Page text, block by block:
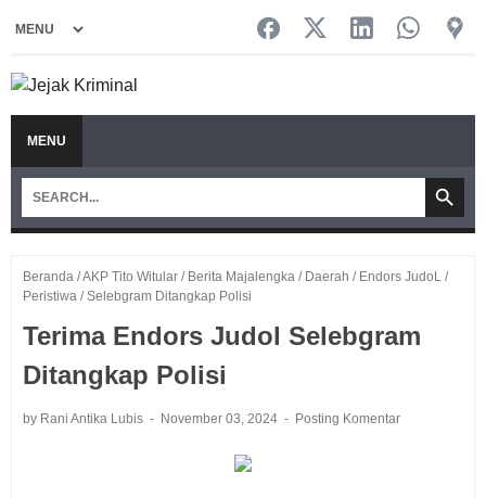
MENU
Beranda /AKP Tito Witular / Berita Majalengka / Daerah / Endors JudoL /
Peristiwa /Selebgram Ditangkap Polisi
Terima Endors Judol Selebgram
Ditangkap Polisi
by Rani Antika Lubis November 03, 2024 Posting Komentar